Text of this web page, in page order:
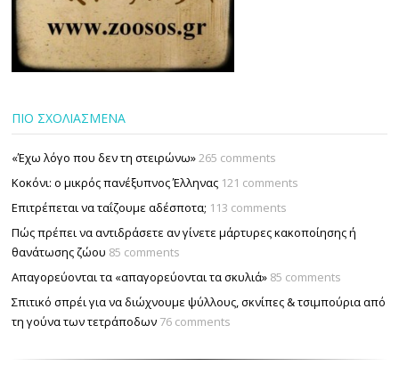
ΠΙΟ ΣΧΟΛΙΑΣΜΕΝΑ
«Έχω λόγο που δεν τη στειρώνω» 265 comments
Κοκόνι: ο μικρός πανέξυπνος Έλληνας 121 comments
Επιτρέπεται να ταΐζουµε αδέσποτα; 113 comments
Πώς πρέπει να αντιδράσετε αν γίνετε μάρτυρες κακοποίησης ή
θανάτωσης ζώου 85 comments
Απαγορεύονται τα «απαγορεύονται τα σκυλιά» 85 comments
Σπιτικό σπρέι για να διώχνουμε ψύλλους, σκνίπες & τσιμπούρια από
τη γούνα των τετράποδων 76 comments